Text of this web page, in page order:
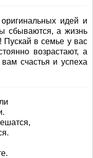
идей и
сбываются, а жизнь
Пускай в семье у вас
возрастают, а
счастья и успеха